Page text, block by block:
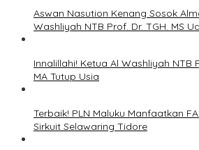
Aswan Nasution Kenang Sosok
Washliyah NTB Prof. Dr. TGH. MS
Innalillahi! Ketua Al Washliyah NTB
MA Tutup Usia
Terbaik! PLN Maluku Manfaatkan
Sirkuit Selawaring Tidore